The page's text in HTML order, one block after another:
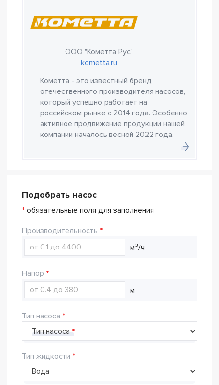
ООО "Кометта Рус"
kometta.ru
Кометта - это известный бренд
отечественного производителя насосов,
который успешно работает на
российском рынке с 2014 года. Особенно
активное продвижение продукции нашей
компании началось весной 2022 года.
Подобрать насос
* обязательные поля для заполнения
Производительность
м³/ч
Напор
м
Тип насоса
Тип насоса
Тип жидкости